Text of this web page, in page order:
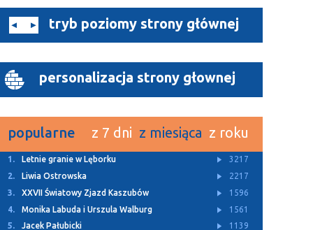
tryb poziomy strony głównej
personalizacja strony głownej
popularne z 7 dni z miesiąca z roku
1. Z Archiwum TTM
11402
2.
Rusza budowa dwóch ulic w Bolszewie
4931
3.
Letnie granie w Lęborku
3217
4.
Za nami Kaszubski Kiermasz Wielkanocny
3143
5.
„Lodówka społeczna” stanęła w Redzie 3113